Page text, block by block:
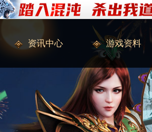
资讯中心 游戏资料